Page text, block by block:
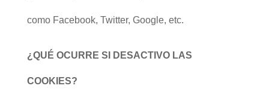
como Facebook, Twitter, Google, etc.
¿QUÉ OCURRE SI DESACTIVO LAS
COOKIES?